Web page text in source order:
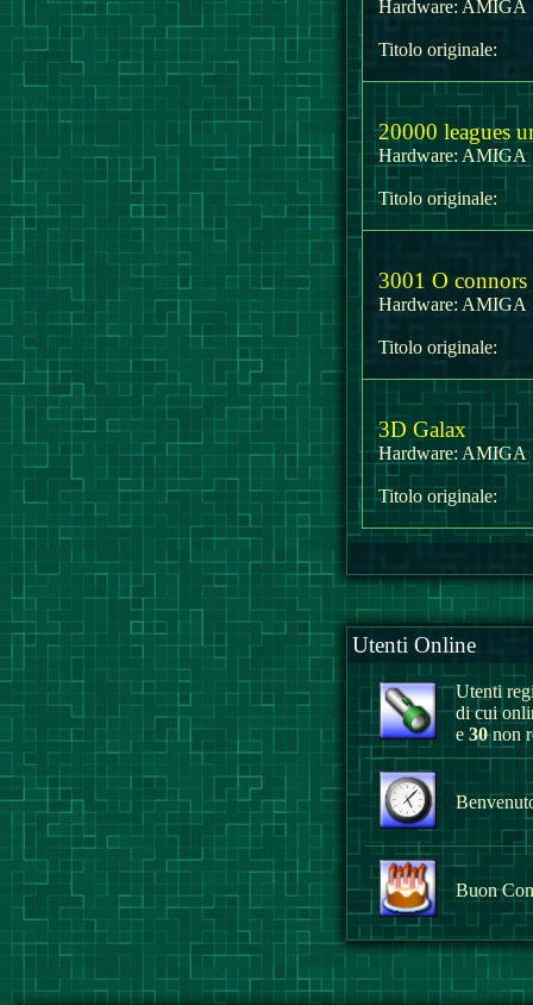
Hardware:
Titolo originale:
20000 leagues
Hardware:
Titolo originale:
3001 O
Hardware:
Titolo originale:
3D Galax
Hardware:
Titolo originale:
Utenti Online
Utenti
di cui
e 30non
Buon